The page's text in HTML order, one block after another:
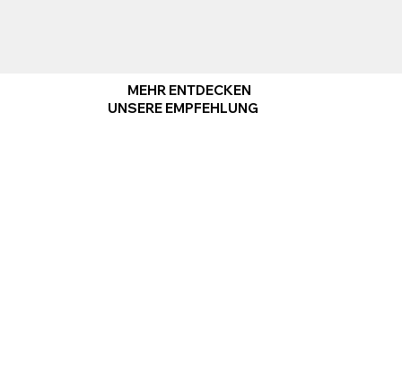
MEHR ENTDECKEN
UNSERE EMPFEHLUNG